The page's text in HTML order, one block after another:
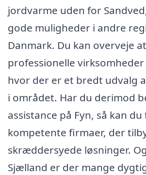
jordvarme uden for
gode muligheder i andre
Danmark. Du kan overveje
professionelle virksomheder
hvor der er et bredt udvalg
i området. Har du derimod
assistance på Fyn, så kan
kompetente firmaer, der
skræddersyede løsninger.
Sjælland er der mange